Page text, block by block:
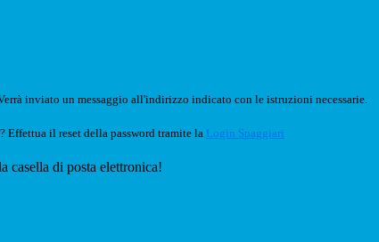
inviato un messaggio all'indirizzo indicato con le istruzioni necessarie.
Effettua il reset della password tramite la Login Spaggiari
casella di posta elettronica!